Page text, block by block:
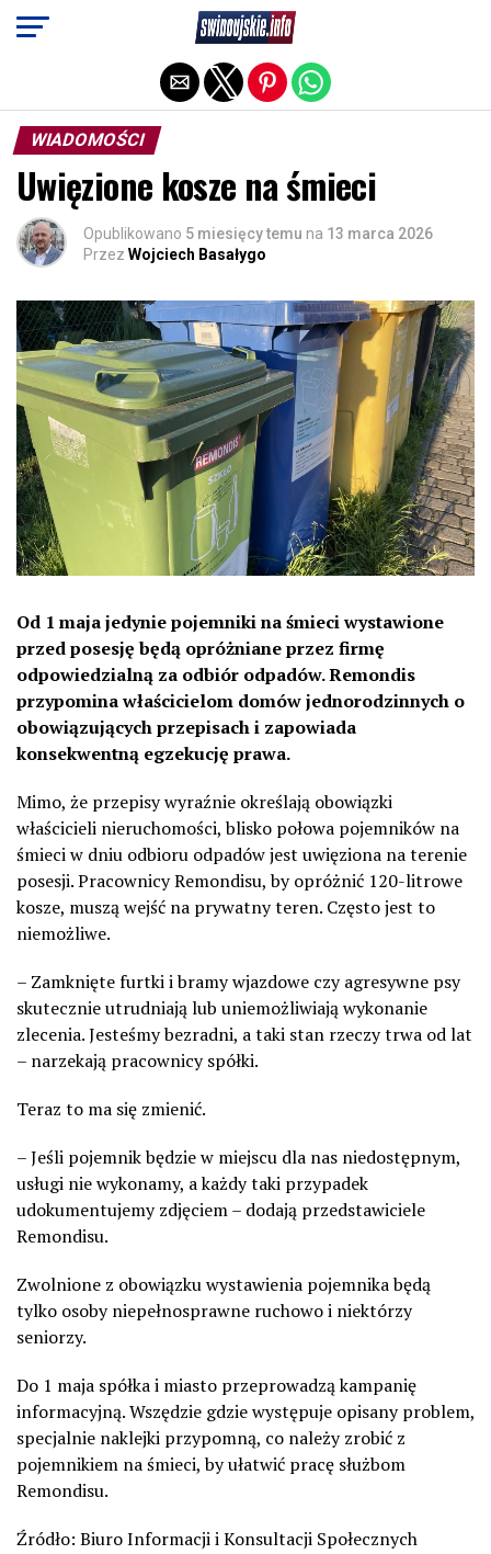
WIADOMOŚCI
Uwięzione kosze na śmieci
Opublikowano 5 miesięcy temu na 13 marca 2026
Przez Wojciech Basałygo
Od 1 maja jedynie pojemniki na śmieci wystawione
przed posesję będą opróżniane przez firmę
odpowiedzialną za odbiór odpadów. Remondis
przypomina właścicielom domów jednorodzinnych o
obowiązujących przepisach i zapowiada
konsekwentną egzekucję prawa.
Mimo, że przepisy wyraźnie określają obowiązki
właścicieli nieruchomości, blisko połowa pojemników na
śmieci w dniu odbioru odpadów jest uwięziona na terenie
posesji. Pracownicy Remondisu, by opróżnić 120-litrowe
kosze, muszą wejść na prywatny teren. Często jest to
niemożliwe.
– Zamknięte furtki i bramy wjazdowe czy agresywne psy
skutecznie utrudniają lub uniemożliwiają wykonanie
zlecenia. Jesteśmy bezradni, a taki stan rzeczy trwa od lat
– narzekają pracownicy spółki.
Teraz to ma się zmienić.
– Jeśli pojemnik będzie w miejscu dla nas niedostępnym,
usługi nie wykonamy, a każdy taki przypadek
udokumentujemy zdjęciem – dodają przedstawiciele
Remondisu.
Zwolnione z obowiązku wystawienia pojemnika będą
tylko osoby niepełnosprawne ruchowo i niektórzy
seniorzy.
Do 1 maja spółka i miasto przeprowadzą kampanię
informacyjną. Wszędzie gdzie występuje opisany problem,
specjalnie naklejki przypomną, co należy zrobić z
pojemnikiem na śmieci, by ułatwić pracę służbom
Remondisu.
Źródło: Biuro Informacji i Konsultacji Społecznych
Exit mobile version